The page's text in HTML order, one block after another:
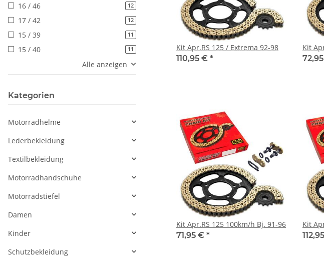
Kit Apr.RS 125 / Extrema 92-98
110,95 € *
Kit
Kit Apr.RS 125 100km/h Bj. 91-96
71,95 € *
Kit
16 / 46 12Artikel gefunden
17 / 42 12Artikel gefunden
15 / 39 11Artikel gefunden
15 / 40 11Artikel gefunden
Alle anzeigen
Kategorien
Motorradhelme
Lederbekleidung
Textilbekleidung
Motorradhandschuhe
Motorradstiefel
Damen
Kinder
Schutzbekleidung